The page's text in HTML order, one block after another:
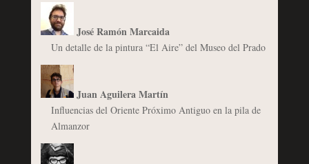
José Ramón Marcaida
Un detalle de la pintura “El Aire” del Museo del Prado
Juan Aguilera Martín
Influencias del Oriente Próximo Antiguo en la pila de
Almanzor